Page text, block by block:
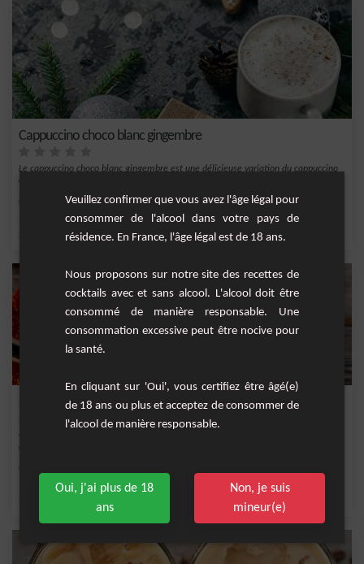
Cappuccino choco blanc gingembre
Le cappuccino choco blanc gingembre est une délicieuse variation du cappuccino
classiqu...
gousse de vanille,expresso ,gingembre,lait,café
Smoothie matinal aux figues et au miel
Commencez la journée du bon pied avec ce smoothie délicieusement nutritif
alliant la do...
Veuillez confirmer que vous avez l'âge légal pour
consommer de l'alcool dans votre pays de
résidence. En France, l'âge légal est de 18 ans.
Nous proposons sur notre site des recettes de
cocktails avec et sans alcool. L'alcool doit être
consommé de manière responsable. Une
consommation excessive peut être nocive pour
la santé.
En cliquant sur 'Oui', vous certifiez être âgé(e)
de 18 ans ou plus et acceptez de consommer de
l'alcool de manière responsable.
Oui, j'ai plus de 18
ans
Non, je suis
mineur(e)